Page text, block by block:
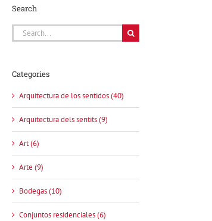
Search
Search
for:
Categories
Arquitectura de los sentidos (40)
Arquitectura dels sentits (9)
Art (6)
Arte (9)
Bodegas (10)
Conjuntos residenciales (6)